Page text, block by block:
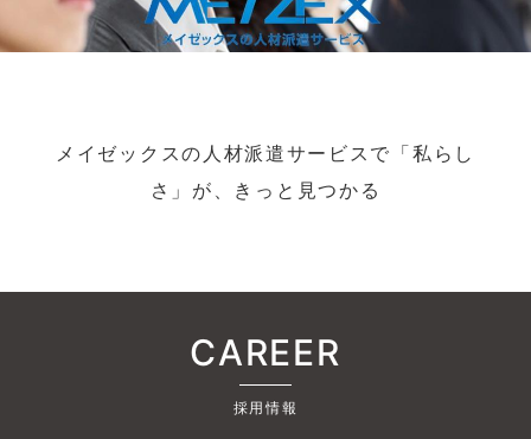
メイゼックスの人材派遣サービスで「私らし
さ」が、きっと見つかる
CAREER
採用情報